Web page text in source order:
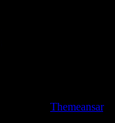
Themeansar.